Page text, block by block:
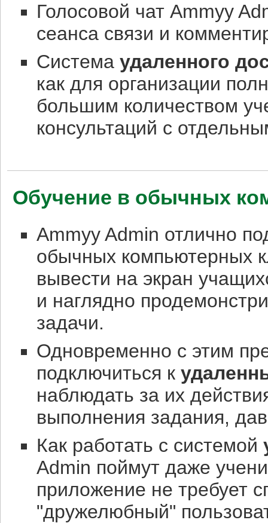
Голосовой чат Ammyy
сеанса связи и
Система удаленного
как для организации
большим количеством
консультаций с
Обучение в обычных
Ammyy Admin отлично
обычных компьютерных
вывести на экран
и наглядно
задачи.
Одновременно с этим
подключиться к
наблюдать за их
выполнения задания,
Как работать с системой
Admin поймут даже
приложение не требует
"дружелюбный"